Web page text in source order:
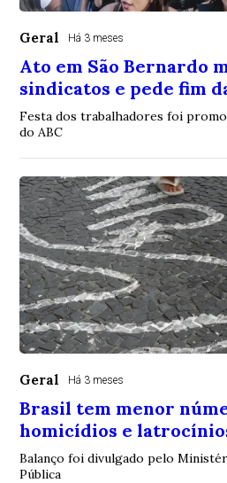
Geral Há 3 meses
Ato em São Bernardo
sindicatos e pede fim
Festa dos trabalhadores foi
do ABC
Geral Há 3 meses
Brasil tem menor
homicídios e
Balanço foi divulgado pelo
Pública